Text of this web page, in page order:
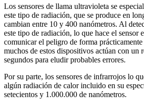
Los sensores de llama ultravioleta se
este tipo de radiación, que se produce en
cambian entre 10 y 400 nanómetros. Al
este tipo de radiación, lo que hace el sensor
comunicar el peligro de forma prácticamente
muchos de estos dispositivos actúan con un
segundos para eludir probables errores.
Por su parte, los sensores de infrarrojos lo
algún radiación de calor incluido en su
setecientos y 1.000.000 de nanómetros.